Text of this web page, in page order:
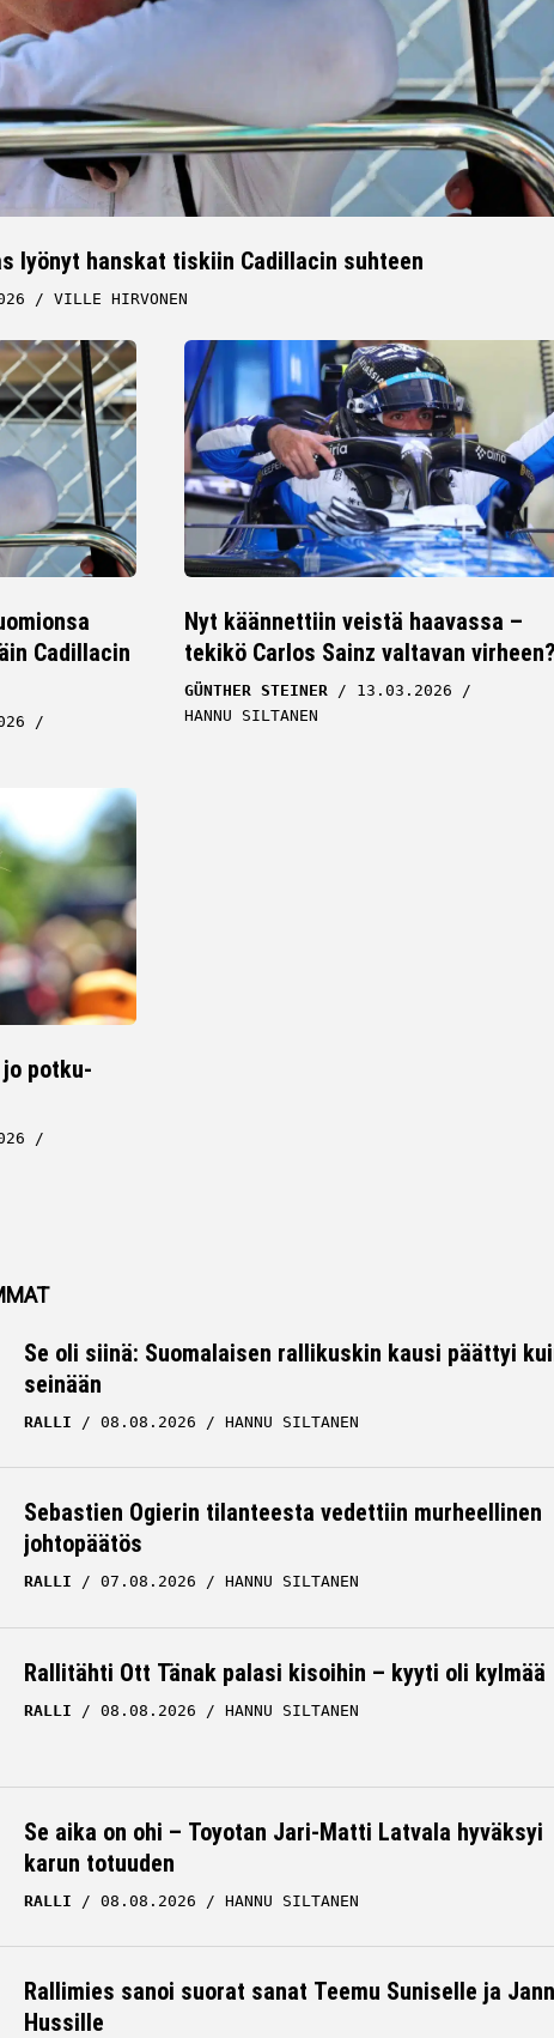
lyönyt hanskat tiskiin Cadillacin suhteen
VILLE HIRVONEN
Cadillacin
Nyt käännettiin veistä haavassa –
tekikö Carlos Sainz valtavan virheen?
GÜNTHER STEINER
13.03.2026
HANNU SILTANEN
potku-
Se oli siinä: Suomalaisen rallikuskin kausi päättyi
seinään
RALLI 08.08.2026 HANNU SILTANEN
Sebastien Ogierin tilanteesta vedettiin murheellinen
johtopäätös
RALLI 07.08.2026 HANNU SILTANEN
Rallitähti Ott Tänak palasi kisoihin – kyyti oli kylmää
RALLI 08.08.2026 HANNU SILTANEN
Se aika on ohi – Toyotan Jari-Matti Latvala hyväksyi
karun totuuden
RALLI 08.08.2026 HANNU SILTANEN
Rallimies sanoi suorat sanat Teemu Suniselle ja
Hussille